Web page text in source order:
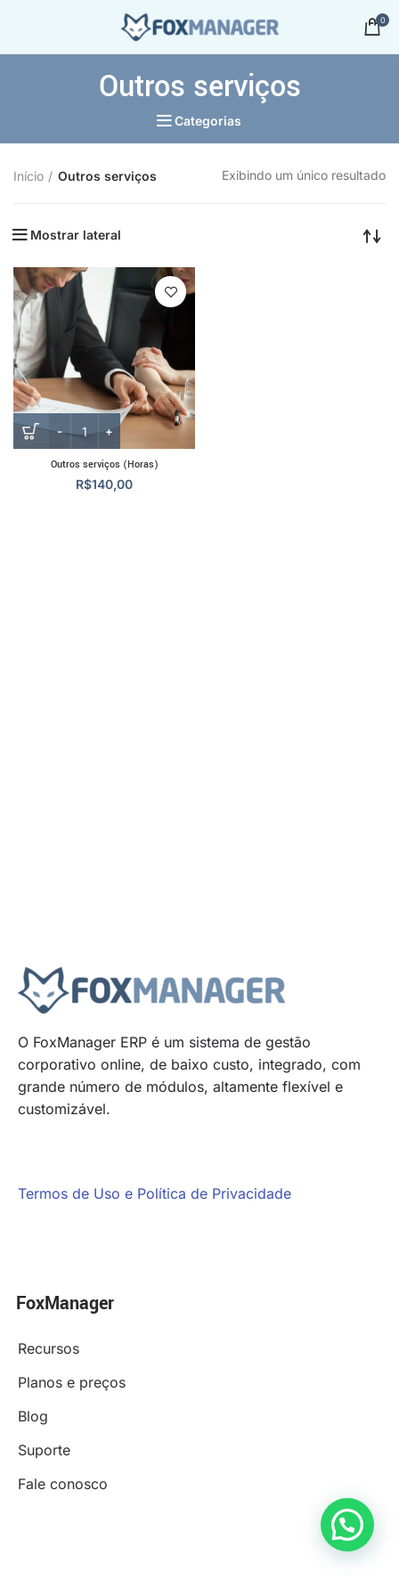
0
Outros serviços
Categorias
Início Outros serviços Exibindo um único resultado
Mostrar lateral
Outros serviços (Horas)
R$140,00
O FoxManager ERP é um sistema de gestão
corporativo online, de baixo custo, integrado, com
grande número de módulos, altamente flexível e
customizável.
Termos de Uso e Política de Privacidade
FoxManager
Recursos
Planos e preços
Blog
Suporte
Fale conosco